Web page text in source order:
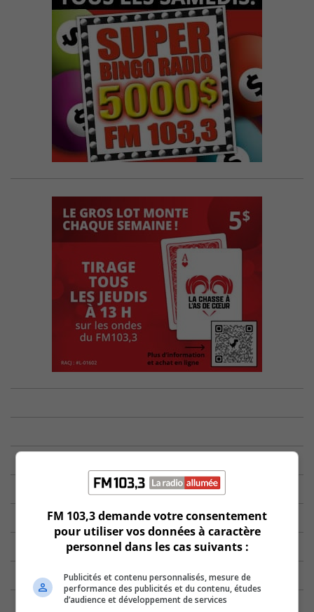
FM 103,3 demande votre consentement
pour utiliser vos données à caractère
personnel dans les cas suivants :
Publicités et contenu personnalisés, mesure de
performance des publicités et du contenu, études
d’audience et développement de services